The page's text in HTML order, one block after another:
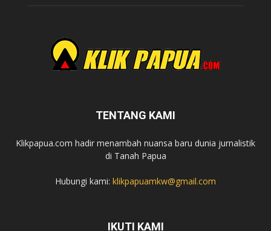
TENTANG KAMI
Klikpapua.com hadir menambah nuansa baru dunia jurnalistik
di Tanah Papua
Hubungi kami: klikpapuamkw@gmail.com
IKUTI KAMI